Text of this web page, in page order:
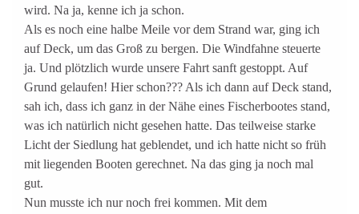
wird. Na ja, kenne ich ja schon.
Als es noch eine halbe Meile vor dem Strand war, ging ich
auf Deck, um das Groß zu bergen. Die Windfahne steuerte
ja. Und plötzlich wurde unsere Fahrt sanft gestoppt. Auf
Grund gelaufen! Hier schon??? Als ich dann auf Deck stand,
sah ich, dass ich ganz in der Nähe eines Fischerbootes stand,
was ich natürlich nicht gesehen hatte. Das teilweise starke
Licht der Siedlung hat geblendet, und ich hatte nicht so früh
mit liegenden Booten gerechnet. Na das ging ja noch mal
gut.
Nun musste ich nur noch frei kommen. Mit dem